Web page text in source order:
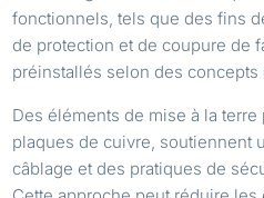
fonctionnels, tels que des fins
de protection et de coupure de
préinstallés selon des concepts
Des éléments de mise à la
plaques de cuivre, soutiennent
câblage et des pratiques de